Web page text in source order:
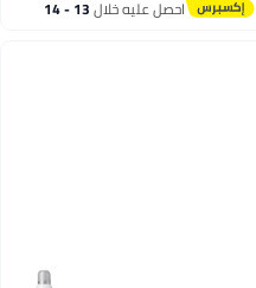
احصل عليه خلال 13 - 14